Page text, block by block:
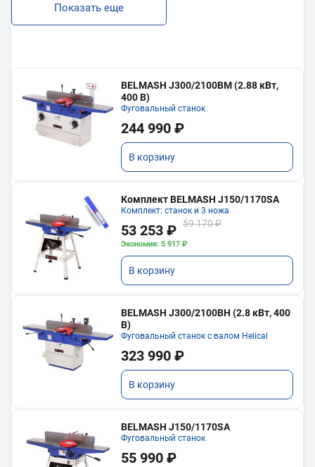
Показать еще
BELMASH J300/2100ВМ (2.88 кВт,
400 В)
Фуговальный станок
244 990 ₽
В корзину
Комплект BELMASH J150/1170SA
Комплект: станок и 3 ножа
53 253 ₽ 59 170 ₽
Экономия: 5 917 ₽
В корзину
BELMASH J300/2100ВH (2.8 кВт, 400
В)
Фуговальный станок с валом Helical
323 990 ₽
В корзину
BELMASH J150/1170SA
Фуговальный станок
55 990 ₽